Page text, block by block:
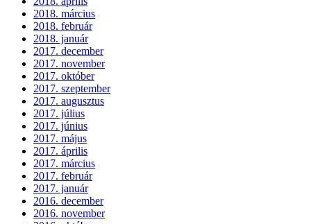
2018. március
2018. február
2018. január
2017. december
2017. november
2017. október
2017. szeptember
2017. augusztus
2017. július
2017. június
2017. május
2017. április
2017. március
2017. február
2017. január
2016. december
2016. november